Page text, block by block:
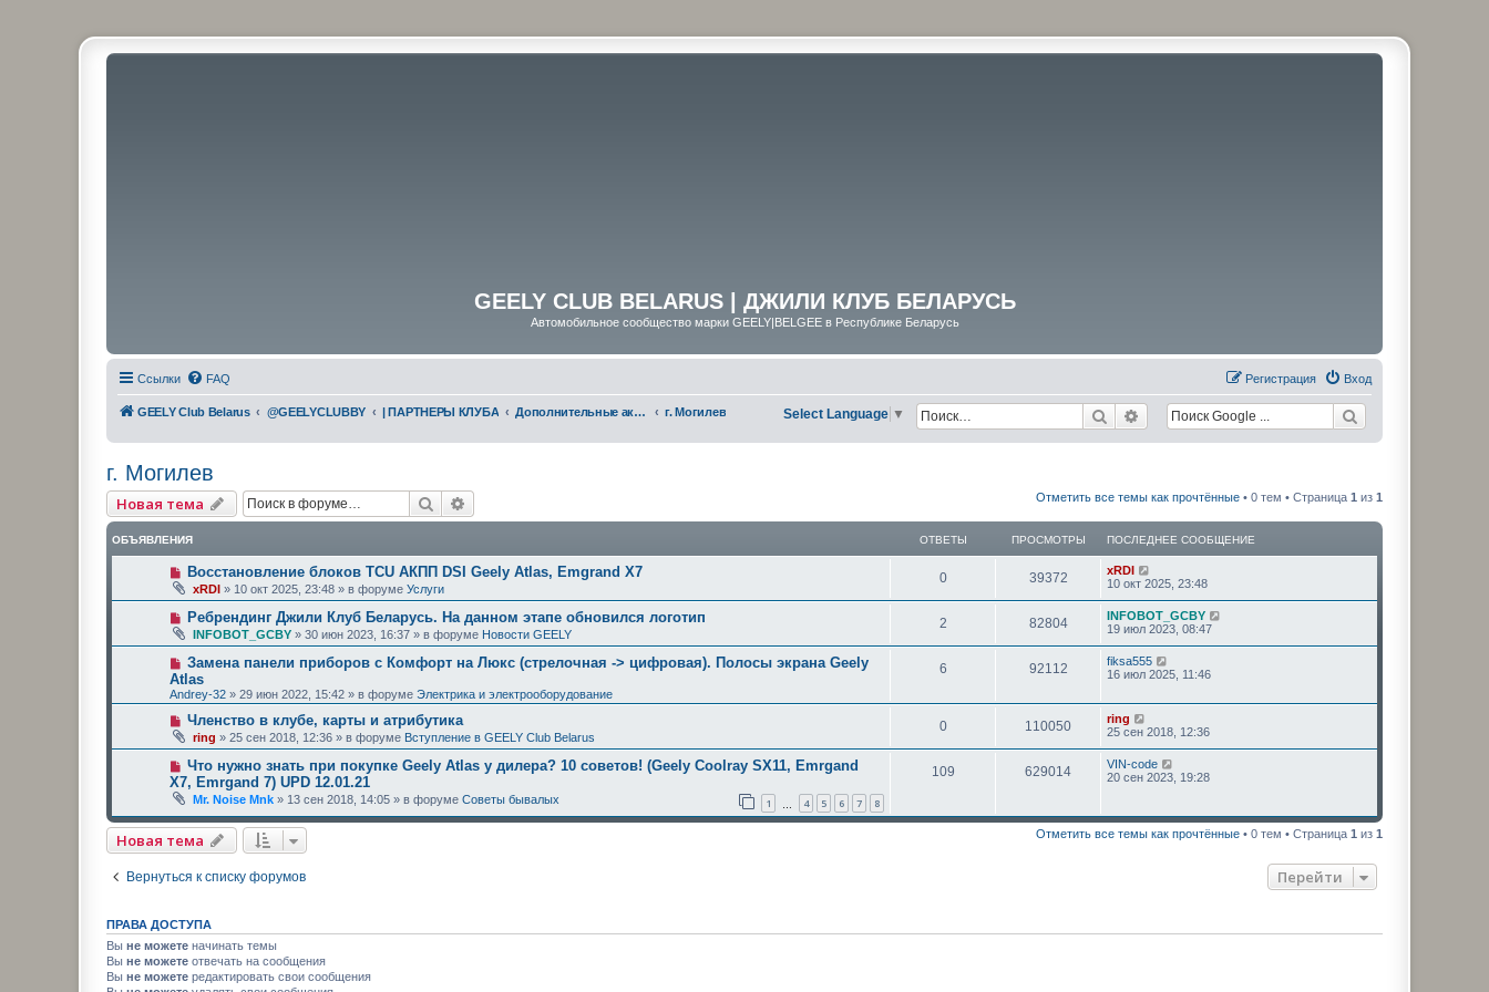
GEELY CLUB BELARUS | ДЖИЛИ КЛУБ БЕЛАРУСЬ
Автомобильное сообщество марки GEELY|BELGEE в Республике Беларусь
Ссылки FAQ Вход
Регистрация
GEELY Club Belarus @GEELYCLUBBY | ПАРТНЕРЫ КЛУБА Дополнительные аксессуары г. Могилев Поиск Расширенный поиск
Select Language ▼
г. Могилев
Новая тема Поиск Отметить все темы как прочтённые • 0 тем • Страница 1 из 1
ОБЪЯВЛЕНИЯ ОТВЕТЫ ПРОСМОТРЫ ПОСЛЕДНЕЕ СООБЩЕНИЕ
Восстановление блоков TCU АКПП DSI Geely Atlas, Emgrand X7
xRDI » 10 окт 2025, 23:48 » в форуме Услуги
0 39372
xRDI
10 окт 2025, 23:48
Ребрендинг Джили Клуб Беларусь. На данном этапе обновился логотип
INFOBOT_GCBY » 30 июн 2023, 16:37 » в форуме Новости GEELY
2 82804
INFOBOT_GCBY
19 июл 2023, 08:47
Замена панели приборов с Комфорт на Люкс (стрелочная -> цифровая). Полосы экрана Geely
Atlas
Andrey-32 » 29 июн 2022, 15:42 » в форуме Электрика и электрооборудование
6 92112
fiksa555
16 июл 2025, 11:46
Членство в клубе, карты и атрибутика
ring » 25 сен 2018, 12:36 » в форуме Вступление в GEELY Club Belarus
0 110050
ring
25 сен 2018, 12:36
Что нужно знать при покупке Geely Atlas у дилера? 10 советов! (Geely Coolray SX11, Emrgand
X7, Emrgand 7) UPD 12.01.21
Mr. Noise Mnk » 13 сен 2018, 14:05 » в форуме Советы бывалых 1 4 5 6 7 8
109 629014
VIN-code
20 сен 2023, 19:28
Новая тема Отметить все темы как прочтённые • 0 тем • Страница 1 из 1
Вернуться к списку форумов Перейти
ПРАВА ДОСТУПА
Вы не можете начинать темы
Вы не можете отвечать на сообщения
Вы не можете редактировать свои сообщения